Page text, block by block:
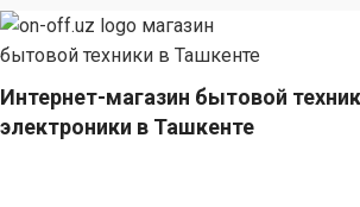
Интернет-магазин бытовой
электроники в Ташкенте